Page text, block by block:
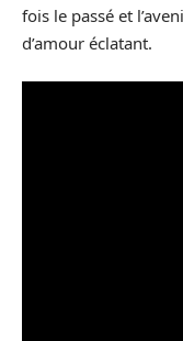
fois le passé et
d’amour éclatant.